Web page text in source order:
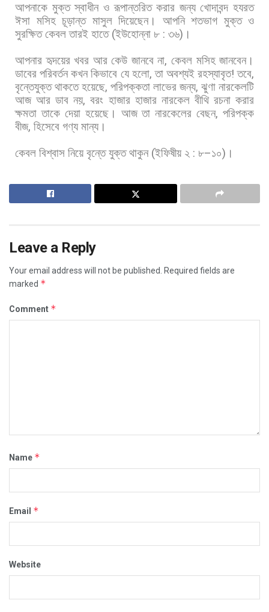
আপনাকে মুক্ত স্বাধীন ও রূপান্তরিত করার জন্য খোদাবন্দ হযরত
ঈসা মসিহ চূড়ান্ত মাসুল দিয়েছেন। আপনি শতভাগ মুক্ত ও
সুরক্ষিত কেবল তারই হাতে(ইউহোন্না ৮ : ৩৬) ।
আপনার হৃদয়ের খবর আর কেউ জানবে না, কেবল মসিহ জানবেন।
ডাবের পরিবর্তন কখন কিভাবে যে হলো,তা অবশ্যই রহস্যাবৃত!তবে,
বৃন্তেযুক্ত থাকতে হয়েছে, পরিপক্কতা লাভের জন্য, ঝুণা নারকেলটি
আজ আর ডাব নয়,বরং হাজার হাজার নারকেল বীথি রচনা করার
ক্ষমতা তাকে দেয়া হয়েছে। আজ তা নারকেলের বেছন, পরিপক্ক
বীজ, হিসেবে গণ্য মান্য।
কেবল বিশ্বাস নিয়ে বৃন্তে যুক্ত থাকুন(ইফিষীয় ২ : ৮–১০) ।
Leave a Reply
Your email address will not be published.
Required fields are
marked *
Comment *
Name *
Email *
Website